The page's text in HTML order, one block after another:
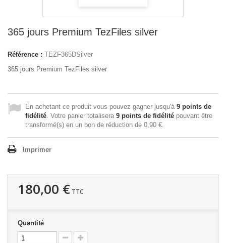
365 jours Premium TezFiles silver
Référence : TEZF365DSilver
365 jours Premium TezFiles silver
En achetant ce produit vous pouvez gagner jusqu'à 9 points de
fidélité. Votre panier totalisera 9 points de fidélité pouvant être
transformé(s) en un bon de réduction de 0,90 €.
Imprimer
180,00 € TTC
Quantité